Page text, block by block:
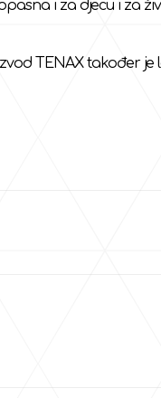
i za djecu i za
TENAX također